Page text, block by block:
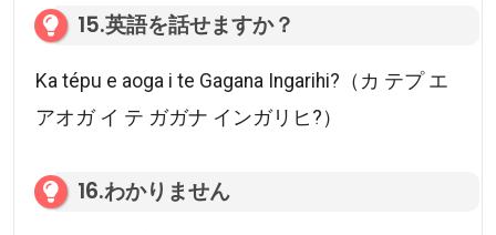
15.英語を話せますか？
Ka tépu e aoga i te Gagana Ingarihi?（カ テプ エ
アオガ イ テ ガガナ インガリヒ?）
16.わかりません